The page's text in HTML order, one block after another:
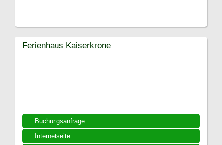
Buchungsanfrage
Internetseite
Ferienhaus Kaiserkrone